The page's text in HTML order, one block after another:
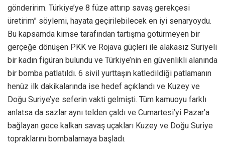
gönderirim. Türkiye’ye 8 füze attırıp savaş gerekçesi
üretirim” söylemi, hayata geçirilebilecek en iyi senaryoydu.
Bu kapsamda kimse tarafından tartışma götürmeyen bir
gerçeğe dönüşen PKK ve Rojava güçleri ile alakasız Suriyeli
bir kadın figüran bulundu ve Türkiye’nin en güvenlikli alanında
bir bomba patlatıldı. 6 sivil yurttaşın katledildiği patlamanın
henüz ilk dakikalarında ise hedef açıklandı ve Kuzey ve
Doğu Suriye’ye seferin vakti gelmişti. Tüm kamuoyu farklı
anlatsa da sazlar aynı telden çaldı ve Cumartesi’yi Pazar’a
bağlayan gece kalkan savaş uçakları Kuzey ve Doğu Suriye
topraklarını bombalamaya başladı.